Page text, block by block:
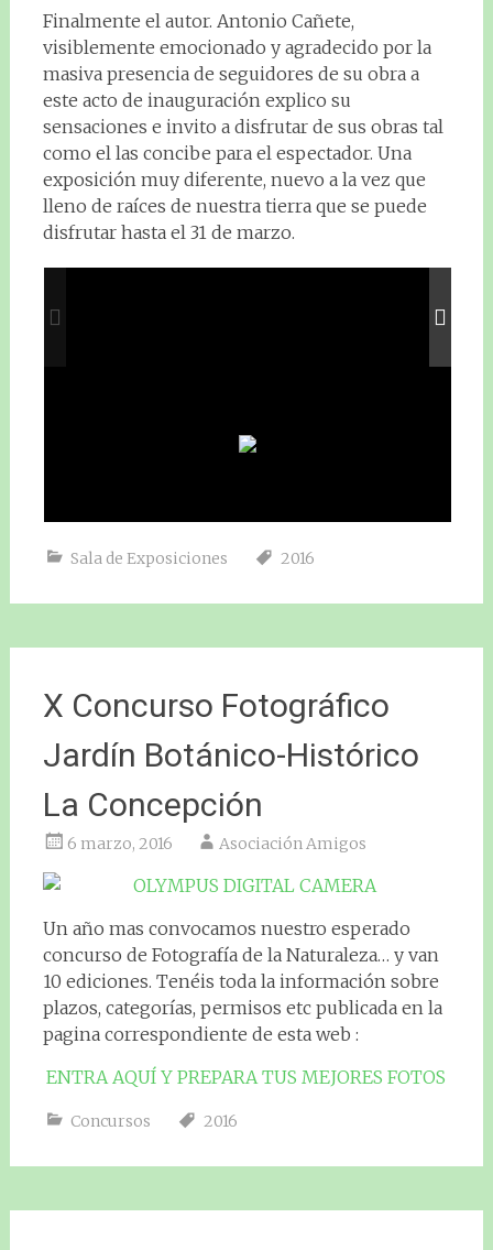
Finalmente el autor. Antonio Cañete,
visiblemente emocionado y agradecido por la
masiva presencia de seguidores de su obra a
este acto de inauguración explico su
sensaciones e invito a disfrutar de sus obras tal
como el las concibe para el espectador. Una
exposición muy diferente, nuevo a la vez que
lleno de raíces de nuestra tierra que se puede
disfrutar hasta el 31 de marzo.
Sala de Exposiciones 2016
X Concurso Fotográfico
Jardín Botánico-Histórico
La Concepción
6 marzo, 2016 Asociación Amigos
Un año mas convocamos nuestro esperado
concurso de Fotografía de la Naturaleza… y van
10 ediciones. Tenéis toda la información sobre
plazos, categorías, permisos etc publicada en la
pagina correspondiente de esta web :
ENTRA AQUÍ Y PREPARA TUS MEJORES FOTOS
Concursos 2016